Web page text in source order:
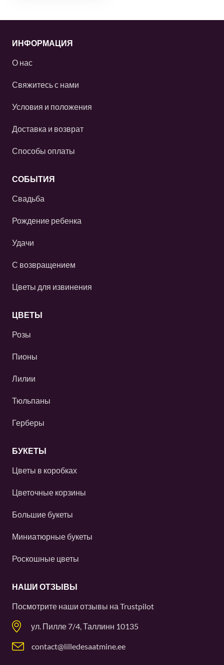
ИНФОРМАЦИЯ
О нас
Свяжитесь с нами
Условия и положения
Доставка и возврат
Способы оплаты
СОБЫТИЯ
Свадьба
Рождение ребенка
Удачи
С возвращением
Цветы для извинения
ЦВЕТЫ
Розы
Пионы
Лилии
Тюльпаны
Герберы
БУКЕТЫ
Цветы в коробках
Цветочные корзины
Большие букеты
Миниатюрные букеты
Роскошные цветы
НАШИ ОТЗЫВЫ
Посмотрите наши отзывы на Trustpilot
ул. Пилле 7/4, Таллинн 10135
contact@lilledesaatmine.ee